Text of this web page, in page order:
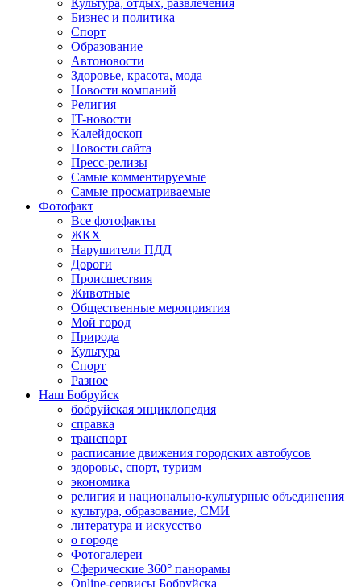
Культура, отдых, развлечения
Бизнес и политика
Спорт
Образование
Автоновости
Здоровье, красота, мода
Новости компаний
Религия
IT-новости
Калейдоскоп
Новости сайта
Пресс-релизы
Самые комментируемые
Самые просматриваемые
Фотофакт
Все фотофакты
ЖКХ
Нарушители ПДД
Дороги
Происшествия
Животные
Общественные мероприятия
Мой город
Природа
Культура
Спорт
Разное
Наш Бобруйск
бобруйская энциклопедия
справка
транспорт
расписание движения городских автобусов
здоровье, спорт, туризм
экономика
религия и национально-культурные объединения
культура, образование, СМИ
литература и искусство
о городе
Фотогалереи
Сферические 360° панорамы
Online-сервисы Бобруйска